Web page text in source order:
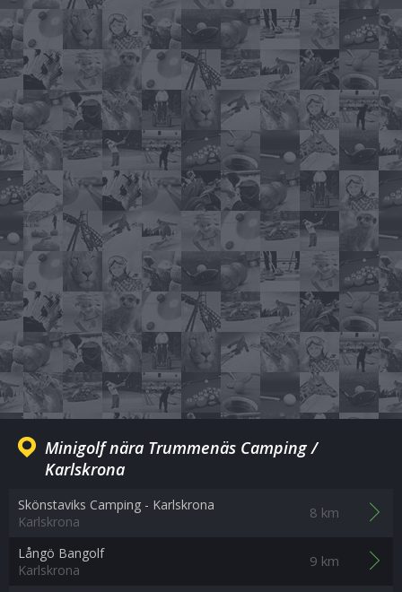
Minigolf nära Trummenäs Camping /
Karlskrona
Skönstaviks Camping - Karlskrona
Karlskrona
8 km
Långö Bangolf
Karlskrona
9 km